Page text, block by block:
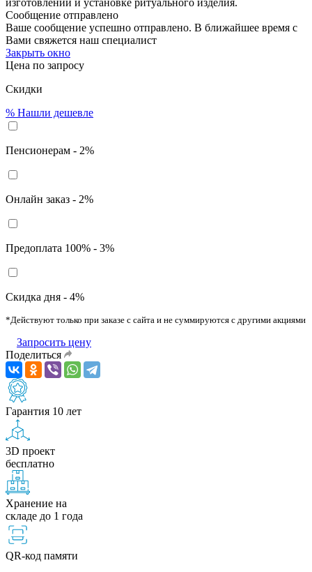
Сообщение отправлено
Ваше сообщение успешно отправлено. В ближайшее время с
Вами свяжется наш специалист
Закрыть окно
Цена по запросу
Скидки
% Нашли дешевле
Пенсионерам - 2%
Онлайн заказ - 2%
Предоплата 100% - 3%
Скидка дня - 4%
*Действуют только при заказе с сайта и не суммируются с другими акциями
Запросить цену
Поделиться
Гарантия 10 лет
3D проект
бесплатно
Хранение на
складе до 1 года
QR-код памяти